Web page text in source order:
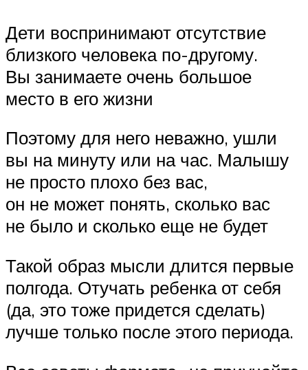
Дети воспринимают отсутствие
близкого человека по-другому.
Вы занимаете очень большое
место в его жизни
Поэтому для него неважно, ушли
вы на минуту или на час. Малышу
не просто плохо без вас,
он не может понять, сколько вас
не было и сколько еще не будет
Такой образ мысли длится первые
полгода. Отучать ребенка от себя
(да, это тоже придется сделать)
лучше только после этого периода.